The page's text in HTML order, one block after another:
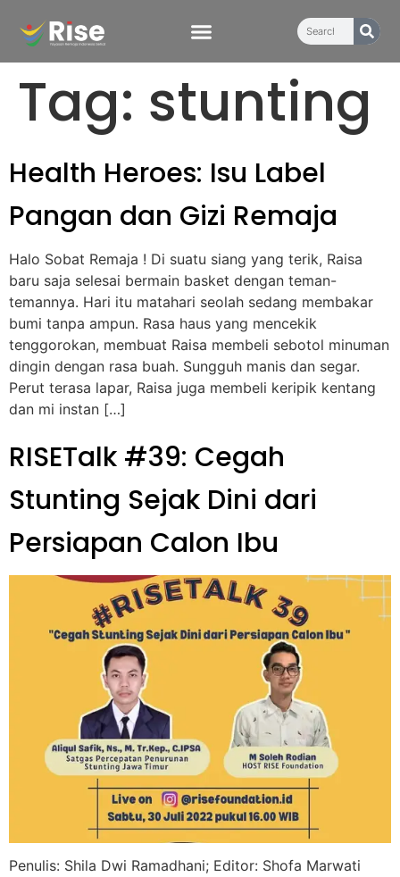
content
Tag: stunting
Health Heroes: Isu Label
Pangan dan Gizi Remaja
Halo Sobat Remaja ! Di suatu siang yang terik, Raisa
baru saja selesai bermain basket dengan teman-
temannya. Hari itu matahari seolah sedang membakar
bumi tanpa ampun. Rasa haus yang mencekik
tenggorokan, membuat Raisa membeli sebotol minuman
dingin dengan rasa buah. Sungguh manis dan segar.
Perut terasa lapar, Raisa juga membeli keripik kentang
dan mi instan […]
RISETalk #39: Cegah
Stunting Sejak Dini dari
Persiapan Calon Ibu
Penulis: Shila Dwi Ramadhani; Editor: Shofa Marwati